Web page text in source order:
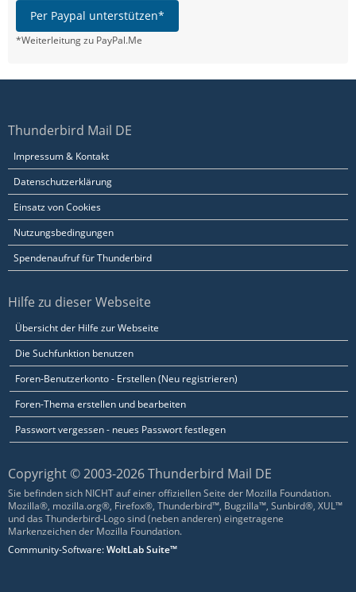
Per Paypal unterstützen*
*Weiterleitung zu PayPal.Me
Thunderbird Mail DE
Impressum & Kontakt
Datenschutzerklärung
Einsatz von Cookies
Nutzungsbedingungen
Spendenaufruf für Thunderbird
Hilfe zu dieser Webseite
Übersicht der Hilfe zur Webseite
Die Suchfunktion benutzen
Foren-Benutzerkonto - Erstellen (Neu registrieren)
Foren-Thema erstellen und bearbeiten
Passwort vergessen - neues Passwort festlegen
Copyright © 2003-2026 Thunderbird Mail DE
Sie befinden sich NICHT auf einer offiziellen Seite der Mozilla Foundation.
Mozilla®, mozilla.org®, Firefox®, Thunderbird™, Bugzilla™, Sunbird®, XUL™
und das Thunderbird-Logo sind (neben anderen) eingetragene
Markenzeichen der Mozilla Foundation.
Community-Software:WoltLab Suite™